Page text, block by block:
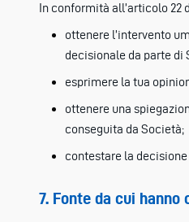
In conformità all’articolo 22
ottenere l’intervento
decisionale da parte di
esprimere la tua
ottenere una
conseguita da Società;
contestare la decisione
7. Fonte da cui hanno